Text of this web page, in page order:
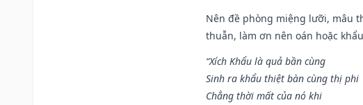
Nên đề phòng miệng lưỡi, mâu
thuẫn, làm ơn nên oán hoặc
“Xích Khẩu là quả bần cùng
Sinh ra khẩu thiệt bàn cùng thị phi
Chẳng thời mất của nó khi